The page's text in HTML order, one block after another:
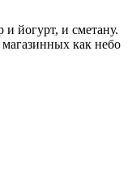
йогурт, и сметану.
как небо